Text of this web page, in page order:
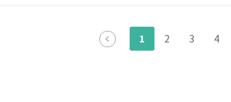
1 2 3 4